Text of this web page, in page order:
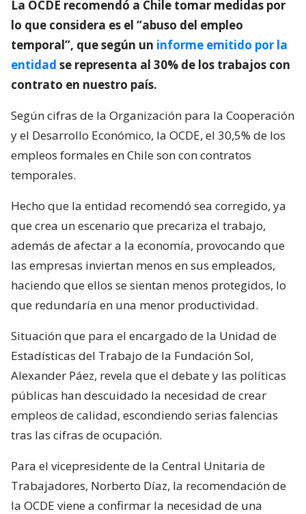
La OCDE recomendó a Chile tomar medidas por
lo que considera es el “abuso del empleo
temporal”, que según un informe emitido por la
entidad se representa al 30% de los trabajos con
contrato en nuestro país.
Según cifras de la Organización para la Cooperación
y el Desarrollo Económico, la OCDE, el 30,5% de los
empleos formales en Chile son con contratos
temporales.
Hecho que la entidad recomendó sea corregido, ya
que crea un escenario que precariza el trabajo,
además de afectar a la economía, provocando que
las empresas inviertan menos en sus empleados,
haciendo que ellos se sientan menos protegidos, lo
que redundaría en una menor productividad.
Situación que para el encargado de la Unidad de
Estadísticas del Trabajo de la Fundación Sol,
Alexander Páez, revela que el debate y las políticas
públicas han descuidado la necesidad de crear
empleos de calidad, escondiendo serias falencias
tras las cifras de ocupación.
Para el vicepresidente de la Central Unitaria de
Trabajadores, Norberto Díaz, la recomendación de
la OCDE viene a confirmar la necesidad de una